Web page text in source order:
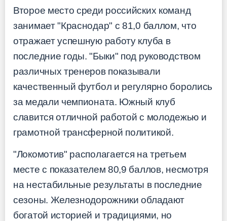
Второе место среди российских команд
занимает "Краснодар" с 81,0 баллом, что
отражает успешную работу клуба в
последние годы. "Быки" под руководством
различных тренеров показывали
качественный футбол и регулярно боролись
за медали чемпионата. Южный клуб
славится отличной работой с молодежью и
грамотной трансферной политикой.
"Локомотив" располагается на третьем
месте с показателем 80,9 баллов, несмотря
на нестабильные результаты в последние
сезоны. Железнодорожники обладают
богатой историей и традициями, но